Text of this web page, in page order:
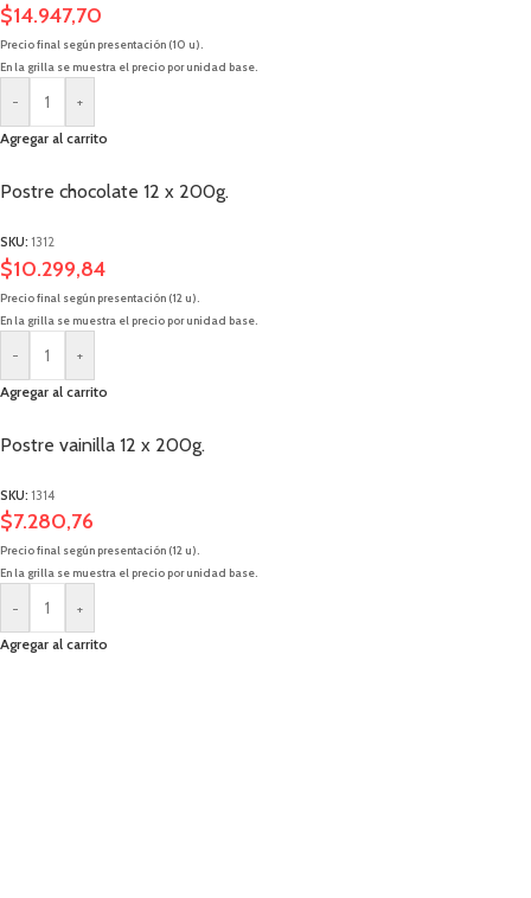
$14.947,70
Precio final según presentación (10 u).
En la grilla se muestra el precio por unidad base.
- +
Agregar al carrito
Postre chocolate 12 x 200g.
SKU: 1312
$10.299,84
Precio final según presentación (12 u).
En la grilla se muestra el precio por unidad base.
- +
Agregar al carrito
Postre vainilla 12 x 200g.
SKU: 1314
$7.280,76
Precio final según presentación (12 u).
En la grilla se muestra el precio por unidad base.
- +
Agregar al carrito